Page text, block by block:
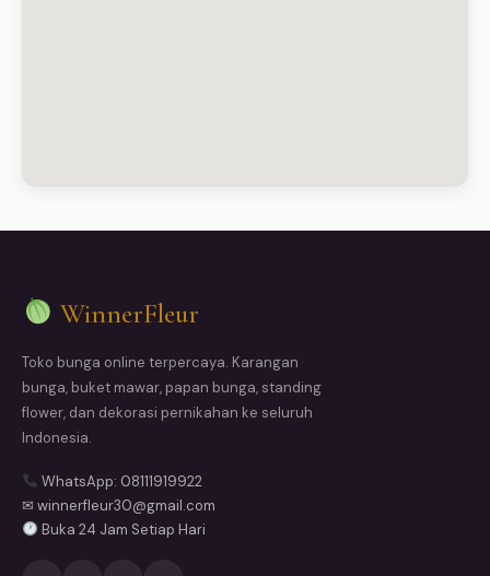
WinnerFleur
Toko bunga online terpercaya. Karangan
bunga, buket mawar, papan bunga, standing
flower, dan dekorasi pernikahan ke seluruh
Indonesia.
WhatsApp: 08111919922
✉ winnerfleur30@gmail.com
Buka 24 Jam Setiap Hari